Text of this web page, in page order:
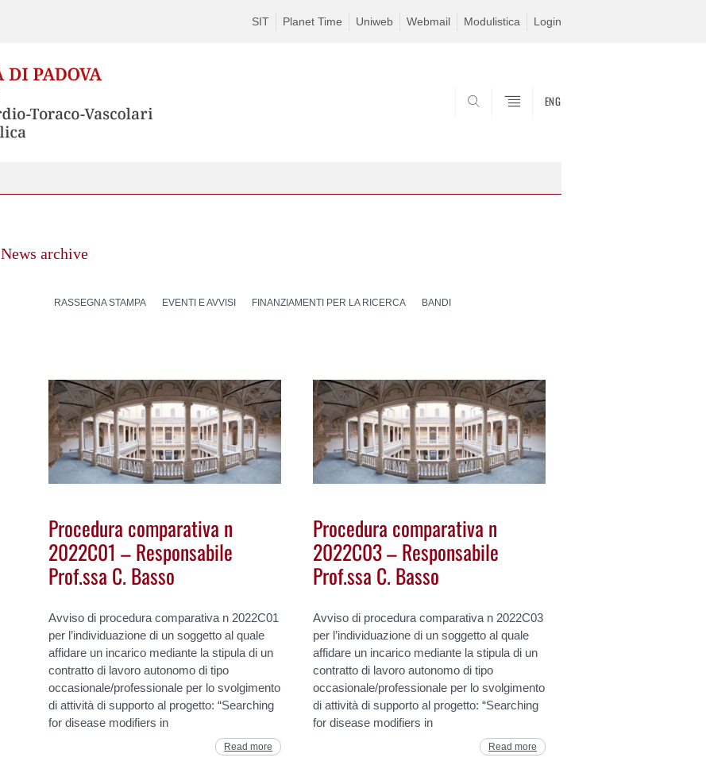
SIT Planet Time Uniweb Webmail Modulistica Login
ENG
News archive
RASSEGNA STAMPA EVENTI E AVVISI FINANZIAMENTI PER LA RICERCA BANDI
Procedura comparativa n
2022C01 – Responsabile
Prof.ssa C. Basso
Avviso di procedura comparativa n 2022C01
per l’individuazione di un soggetto al quale
affidare un incarico mediante la stipula di un
contratto di lavoro autonomo di tipo
occasionale/professionale per lo svolgimento
di attività di supporto al progetto: “Searching
for disease modifiers in
Read more
Procedura comparativa n
2022C03 – Responsabile
Prof.ssa C. Basso
Avviso di procedura comparativa n 2022C03
per l’individuazione di un soggetto al quale
affidare un incarico mediante la stipula di un
contratto di lavoro autonomo di tipo
occasionale/professionale per lo svolgimento
di attività di supporto al progetto: “Searching
for disease modifiers in
Read more